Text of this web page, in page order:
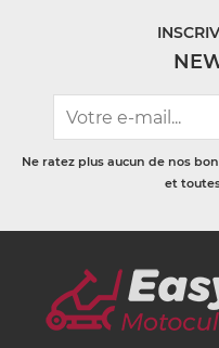
Ne ratez plus aucun de nos
et